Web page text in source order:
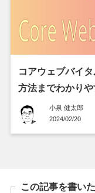
コアウェブバイ
方法までわかり
小泉 健太郎
2024/02/20
この記事を書い